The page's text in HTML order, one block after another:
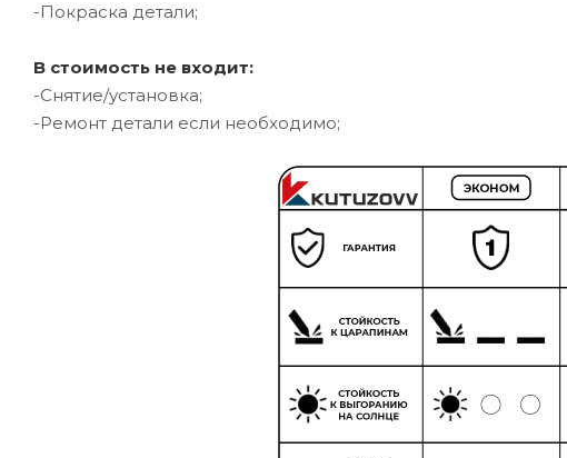
-Покраска детали;
В стоимость не входит:
-Снятие/установка;
-Ремонт детали если необходимо;